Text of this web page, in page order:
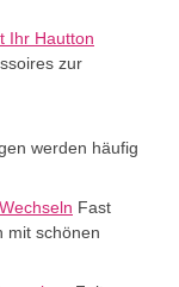
Ihr Hautton
zur
werden häufig
Fast
mit schönen